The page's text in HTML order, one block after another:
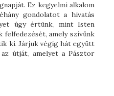
Ez kegyelmi alkalom
gondolatot a hivatás
úgy értünk, mint Isten
felfedezését, amely szívünk
ki. Járjuk végig hát együtt
útját, amelyet a Pásztor